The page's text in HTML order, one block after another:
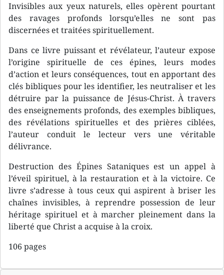
Invisibles aux yeux naturels, elles opèrent pourtant
des ravages profonds lorsqu’elles ne sont pas
discernées et traitées spirituellement.
Dans ce livre puissant et révélateur, l’auteur expose
l’origine spirituelle de ces épines, leurs modes
d’action et leurs conséquences, tout en apportant des
clés bibliques pour les identifier, les neutraliser et les
détruire par la puissance de Jésus-Christ. À travers
des enseignements profonds, des exemples bibliques,
des révélations spirituelles et des prières ciblées,
l’auteur conduit le lecteur vers une véritable
délivrance.
Destruction des Épines Sataniques est un appel à
l’éveil spirituel, à la restauration et à la victoire. Ce
livre s’adresse à tous ceux qui aspirent à briser les
chaînes invisibles, à reprendre possession de leur
héritage spirituel et à marcher pleinement dans la
liberté que Christ a acquise à la croix.
106 pages